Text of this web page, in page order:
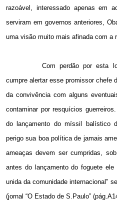
razoável, interessado apenasem
serviram em governos anteriores,
uma visão muito mais afinada com a
Com perdão por esta
cumpre alertar esse promissor chefe
da convivência com alguns
contaminar por resquícios
do lançamento do míssil balístico
perigo sua boa política de jamais
ameaças devem ser cumpridas,
antes do lançamento do foguete ele
unida da comunidade internacional”
(jornal “O Estado de S.Paulo”